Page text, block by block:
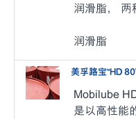
润滑脂， 两
润滑脂
美孚路宝™HD
Mobilube
是以高性能